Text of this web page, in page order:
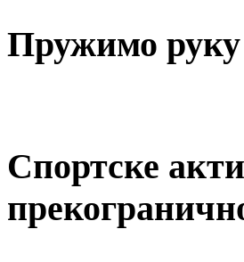
Пружимо
Спортске